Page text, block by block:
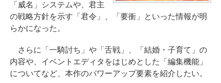
「威名」システムや、君主
の戦略方針を示す「君令」、「要衝」といった情報が明
らかになった。
さらに「一騎討ち」や「舌戦」、「結婚・子育て」の
内容や、イベントエディタをはじめとした「編集機能」
についてなど、本作のパワーアップ要素を紹介したい。